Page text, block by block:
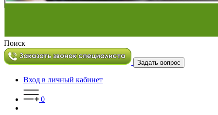
Поиск
Задать вопрос
Вход в личный кабинет
0